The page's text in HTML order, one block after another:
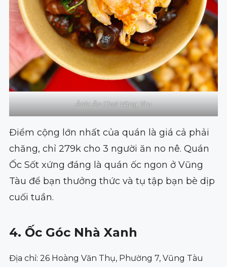
Ảnh: Ăn Chơi Vũng Tàu
Điểm cộng lớn nhất của quán là giá cả phải
chăng, chỉ 279k cho 3 người ăn no nê. Quán
Ốc Sốt xứng đáng là quán ốc ngon ở Vũng
Tàu để bạn thưởng thức và tụ tập bạn bè dịp
cuối tuần.
4. Ốc Góc Nhà Xanh
Địa chỉ: 26 Hoàng Văn Thụ, Phường 7, Vũng Tàu